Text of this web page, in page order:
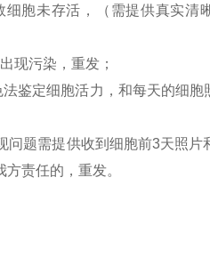
胞未存活，（需提供真实清
现污染，重发；
鉴定细胞活力，和每天的细胞
问题需提供收到细胞前3天照片
责任的，重发。